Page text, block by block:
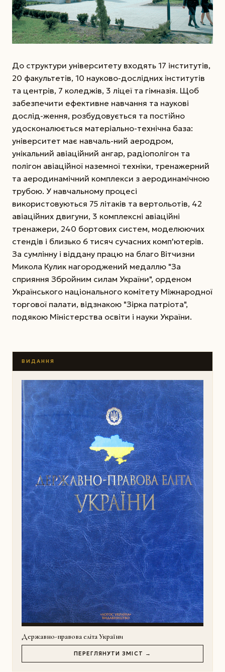
До структури університету входять 17 інститутів,
20 факультетів, 10 науково-дослідних інститутів
та центрів, 7 коледжів, 3 ліцеї та гімназія. Щоб
забезпечити ефективне навчання та наукові
дослід-ження, розбудовується та постійно
удосконалюється матеріально-технічна база:
університет має навчаль-ний аеродром,
унікальний авіаційний ангар, радіополігон та
полігон авіаційної наземної техніки, тренажерний
та аеродинамічний комплекси з аеродинамічною
трубою. У навчальному процесі
використовуються 75 літаків та вертольотів, 42
авіаційних двигуни, 3 комплексні авіаційні
тренажери, 240 бортових систем, моделюючих
стендів і близько 6 тисяч сучасних комп'ютерів.
За сумлінну і віддану працю на благо Вітчизни
Микола Кулик нагороджений медаллю "За
сприяння Збройним силам України", орденом
Українського національного комітету Міжнародної
торгової палати, відзнакою "Зірка патріота",
подякою Міністерства освіти і науки України.
ВИДАННЯ
Державно-правова еліта України
ПЕРЕГЛЯНУТИ ЗМІСТ →